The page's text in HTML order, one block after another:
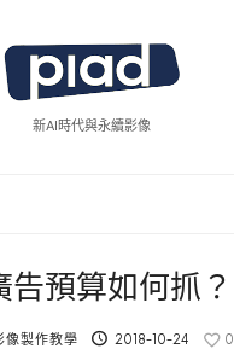
piad
拍
新AI時代與永續影像
告預算如何抓？
像製作教學 2018-10-24 0